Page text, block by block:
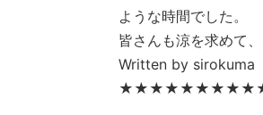
ような時間でした。
皆さんも涼を求めて
Written by sirokuma